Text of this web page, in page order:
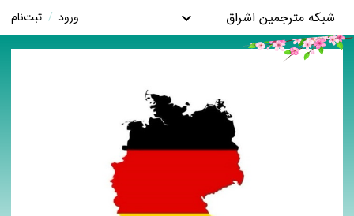
شبکه مترجمین اشراق ورود / ثبت‌نام